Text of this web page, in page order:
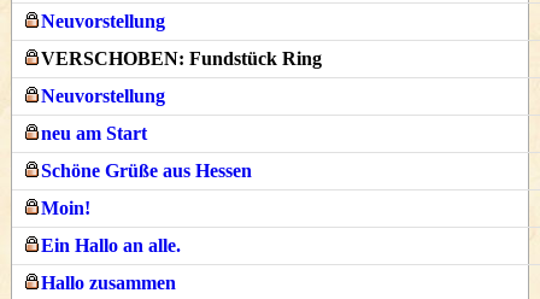
Neuvorstellung
VERSCHOBEN: Fundstück Ring
Neuvorstellung
neu am Start
Schöne Grüße aus Hessen
Moin!
Ein Hallo an alle.
Hallo zusammen